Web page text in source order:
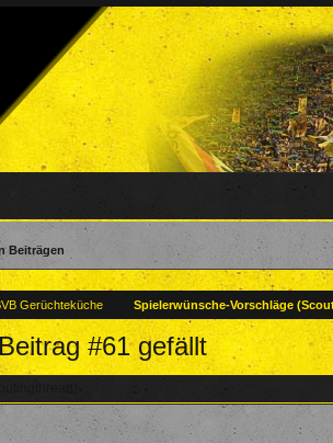
Gerüchteküche Spielerwünsche-Vorschläge
#61 gefällt
Beiträgen